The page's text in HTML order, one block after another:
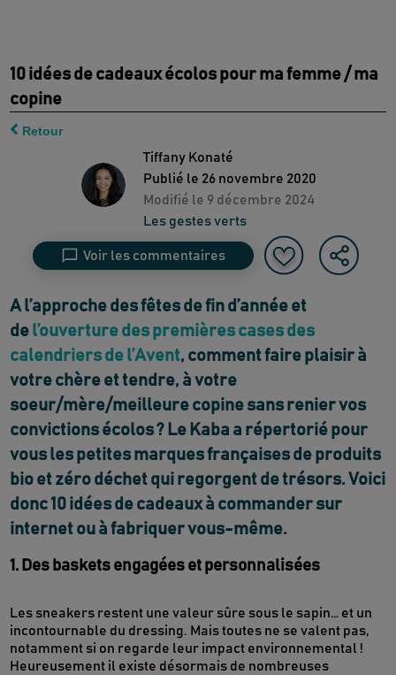
10 idées de cadeaux écolos pour ma femme / ma
copine
Retour
Tiffany Konaté
Publié le 26 novembre 2020
Modifié le 9 décembre 2024
Les gestes verts
Voir les commentaires
A l’approche des fêtes de fin d’année et
de l’ouverture des premières cases des
calendriers de l’Avent, comment faire plaisir à
votre chère et tendre, à votre
soeur/mère/meilleure copine sans renier vos
convictions écolos ? Le Kaba a répertorié pour
vous les petites marques françaises de produits
bio et zéro déchet qui regorgent de trésors. Voici
donc 10 idées de cadeaux à commander sur
internet ou à fabriquer vous-même.
1. Des baskets engagées et personnalisées
Les sneakers restent une valeur sûre sous le sapin… et un
incontournable du dressing. Mais toutes ne se valent pas,
notamment si on regarde leur impact environnemental !
Heureusement il existe désormais de nombreuses